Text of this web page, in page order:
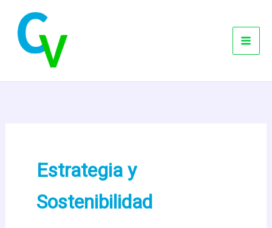
contenido
Estrategia y
Sostenibilidad